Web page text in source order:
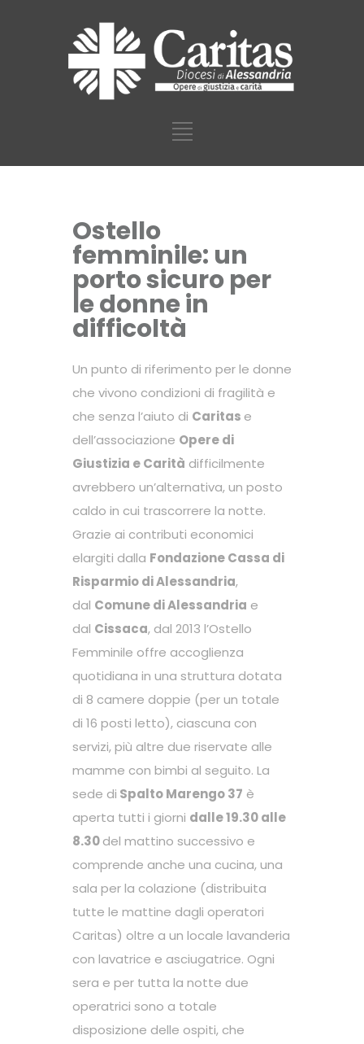
Ostello
femminile: un
porto sicuro per
le donne in
difficoltà
Un punto di riferimento per le donne
che vivono condizioni di fragilità e
che senza l’aiuto di Caritas e
dell’associazione Opere di
Giustizia e Carità difficilmente
avrebbero un’alternativa, un posto
caldo in cui trascorrere la notte.
Grazie ai contributi economici
elargiti dalla Fondazione Cassa di
Risparmio di Alessandria,
dal Comune di Alessandria e
dal Cissaca, dal 2013 l’Ostello
Femminile offre accoglienza
quotidiana in una struttura dotata
di 8 camere doppie (per un totale
di 16 posti letto), ciascuna con
servizi, più altre due riservate alle
mamme con bimbi al seguito. La
sede di Spalto Marengo 37 è
aperta tutti i giorni dalle 19.30 alle
8.30del mattino successivo e
comprende anche una cucina, una
sala per la colazione (distribuita
tutte le mattine dagli operatori
Caritas) oltre a un locale lavanderia
con lavatrice e asciugatrice. Ogni
sera e per tutta la notte due
operatrici sono a totale
disposizione delle ospiti, che